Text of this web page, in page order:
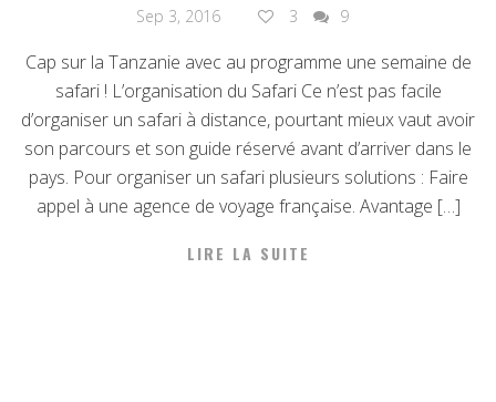
Sep 3, 2016 3 9
Cap sur la Tanzanie avec au programme une semaine de
safari ! L’organisation du Safari Ce n’est pas facile
d’organiser un safari à distance, pourtant mieux vaut avoir
son parcours et son guide réservé avant d’arriver dans le
pays. Pour organiser un safari plusieurs solutions : Faire
appel à une agence de voyage française. Avantage […]
LIRE LA SUITE